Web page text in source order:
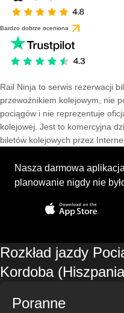
Bardzo dobrze oceniona
Rail Ninja to serwis rezerwacji
przewoźnikiem kolejowym, nie
pociągów i nie reprezentuje
kolejowej. Jest to komercyjna
biletów kolejowych przez
Nasza darmowa
planowanie nigdy nie
Rozkład jazdy
Kordoba
Poranne